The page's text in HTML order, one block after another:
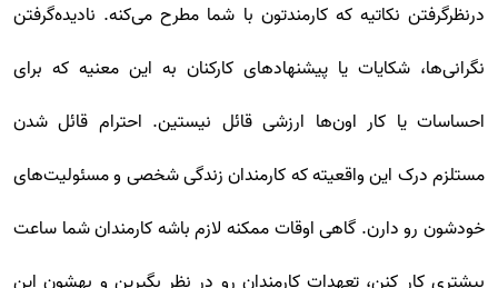
درنظرگرفتن نکاتیه که کارمندتون با شما مطرح می‌کنه. نادیده‌گرفتن
نگرانی‌ها، شکایات یا پیشنهادهای کارکنان به این معنیه که برای
احساسات یا کار اون‌ها ارزشی قائل نیستین. احترام قائل شدن
مستلزم درک این واقعیته که کارمندان زندگی شخصی و مسئولیت‌های
خودشون رو دارن. گاهی اوقات ممکنه لازم باشه کارمندان شما ساعت